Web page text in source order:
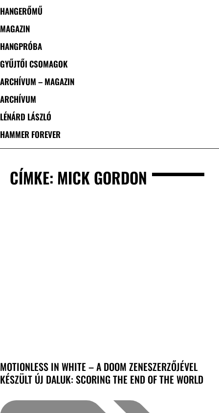
HANGERŐMŰ
MAGAZIN
HANGPRÓBA
GYŰJTŐI CSOMAGOK
ARCHÍVUM – MAGAZIN
ARCHÍVUM
LÉNÁRD LÁSZLÓ
HAMMER FOREVER
CÍMKE: MICK GORDON
MOTIONLESS IN WHITE – A DOOM ZENESZERZŐJÉVEL
KÉSZÜLT ÚJ DALUK: SCORING THE END OF THE WORLD